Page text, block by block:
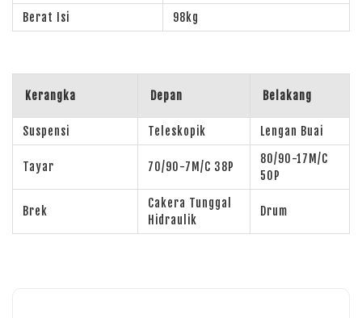
Berat Isi
98kg
Kerangka Depan Belakang
Suspensi Teleskopik Lengan Buai
Tayar 70/90-7M/C 38P
80/90-17M/C
50P
Brek
Cakera Tunggal
Hidraulik
Drum